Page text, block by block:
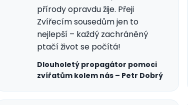
přírody opravdu žije. Přeji
Zvířecím sousedům jen to
nejlepší – každý zachráněný
ptačí život se počítá!
Dlouholetý propagátor pomoci
zvířatům kolem nás – Petr Dobrý